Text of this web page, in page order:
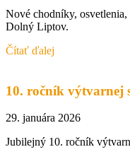
Nové chodníky,
Dolný Liptov.
Čítať ďalej
10. ročník výtvarnej
29. januára 2026
Jubilejný 10. ročník